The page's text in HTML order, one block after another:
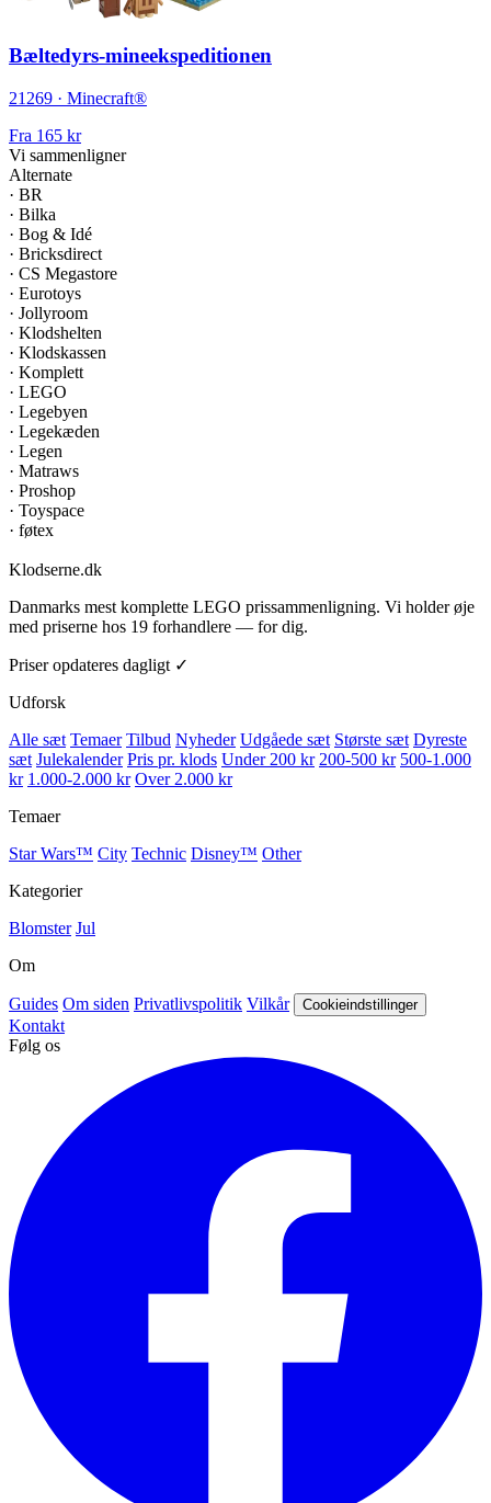
Bæltedyrs-mineekspeditionen
21269 · Minecraft®
Fra 165 kr
Vi sammenligner
Alternate
· BR
· Bilka
· Bog & Idé
· Bricksdirect
· CS Megastore
· Eurotoys
· Jollyroom
· Klodshelten
· Klodskassen
· Komplett
· LEGO
· Legebyen
· Legekæden
· Legen
· Matraws
· Proshop
· Toyspace
· føtex
Klodserne.dk
Danmarks mest komplette LEGO prissammenligning. Vi holder øje
med priserne hos 19 forhandlere — for dig.
Priser opdateres dagligt ✓
Udforsk
Alle sæt Temaer Tilbud Nyheder Udgåede sæt Største sæt Dyreste
sæt Julekalender Pris pr. klods Under 200 kr 200-500 kr 500-1.000
kr 1.000-2.000 kr Over 2.000 kr
Temaer
Star Wars™ City Technic Disney™ Other
Kategorier
Blomster Jul
Om
Guides Om siden Privatlivspolitik Vilkår Cookieindstillinger
Kontakt
Følg os